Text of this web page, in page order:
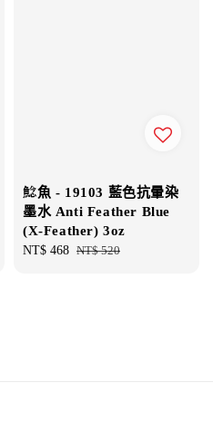
鯰魚 - 19103 藍色抗暈染
墨水 Anti Feather Blue
(X-Feather) 3oz
Sale
NT$ 468 Regular
NT$ 520